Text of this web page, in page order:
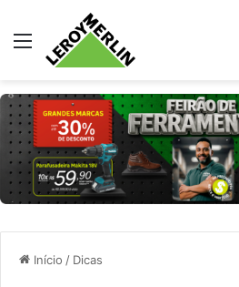
Menu
Início / Dicas